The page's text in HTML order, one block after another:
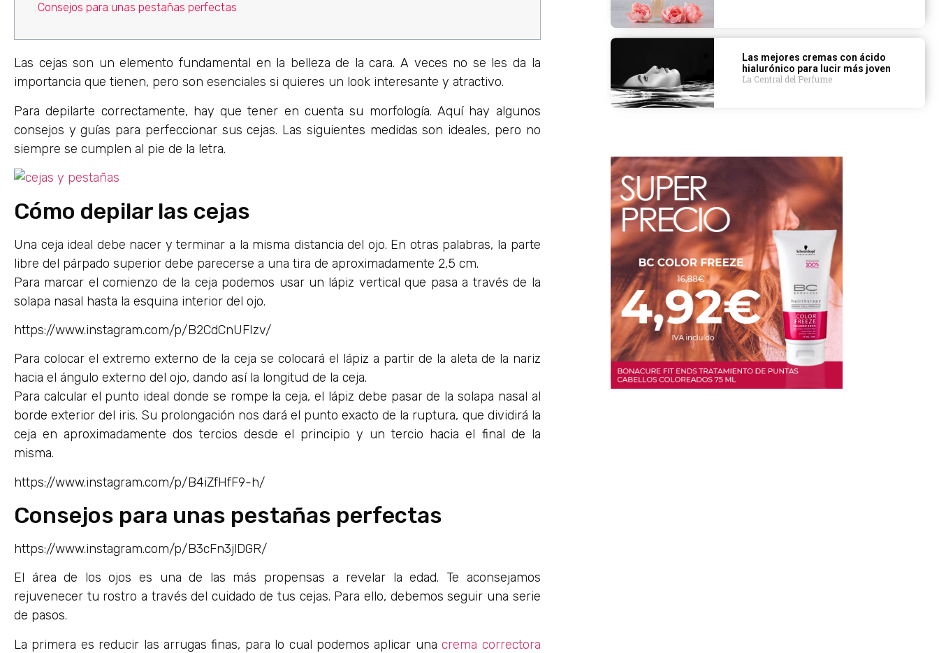
Consejos para unas pestañas perfectas
Las cejas son un elemento fundamental en la belleza de la cara. A veces no se les da la
importancia que tienen, pero son esenciales si quieres un look interesante y atractivo.
Para depilarte correctamente, hay que tener en cuenta su morfología. Aquí hay algunos
consejos y guías para perfeccionar sus cejas. Las siguientes medidas son ideales, pero no
siempre se cumplen al pie de la letra.
Cómo depilar las cejas
Una ceja ideal debe nacer y terminar a la misma distancia del ojo. En otras palabras, la parte
libre del párpado superior debe parecerse a una tira de aproximadamente 2,5 cm.
Para marcar el comienzo de la ceja podemos usar un lápiz vertical que pasa a través de la
solapa nasal hasta la esquina interior del ojo.
https://www.instagram.com/p/B2CdCnUFIzv/
Para colocar el extremo externo de la ceja se colocará el lápiz a partir de la aleta de la nariz
hacia el ángulo externo del ojo, dando así la longitud de la ceja.
Para calcular el punto ideal donde se rompe la ceja, el lápiz debe pasar de la solapa nasal al
borde exterior del iris. Su prolongación nos dará el punto exacto de la ruptura, que dividirá la
ceja en aproximadamente dos tercios desde el principio y un tercio hacia el final de la
misma.
https://www.instagram.com/p/B4iZfHfF9-h/
Consejos para unas pestañas perfectas
https://www.instagram.com/p/B3cFn3jlDGR/
El área de los ojos es una de las más propensas a revelar la edad. Te aconsejamos
rejuvenecer tu rostro a través del cuidado de tus cejas. Para ello, debemos seguir una serie
de pasos.
La primera es reducir las arrugas finas, para lo cual podemos aplicar unacrema correctora
Las mejores cremas con ácido
hialurónico para lucir más joven
La Central del Perfume